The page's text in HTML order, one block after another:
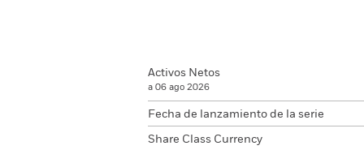
Activos Netos
a 06 ago 2026
Fecha de lanzamiento de la serie
Share Class Currency